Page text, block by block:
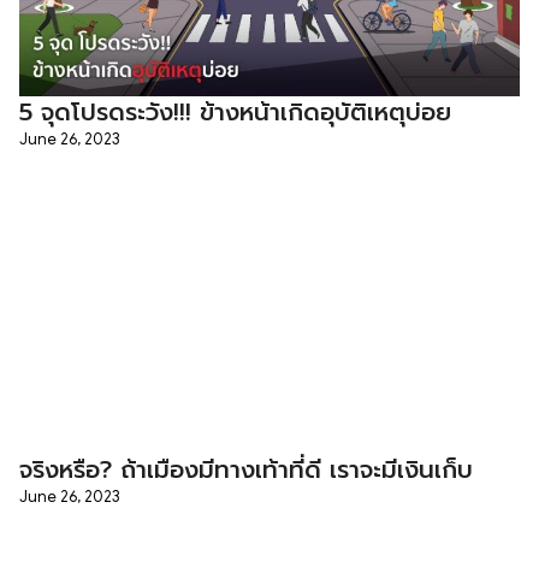
5 จุดโปรดระวัง!!! ข้างหน้าเกิดอุบัติเหตุบ่อย
June 26, 2023
จริงหรือ? ถ้าเมืองมีทางเท้าที่ดี เราจะมีเงินเก็บ
June 26, 2023